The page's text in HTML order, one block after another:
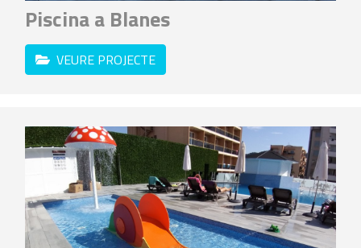
Piscina a Blanes
VEURE PROJECTE